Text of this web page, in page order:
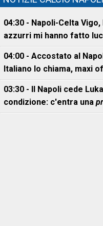
04:30 - Napoli-Celta
azzurri mi hanno fatto
04:00 - Accostato al
Italiano lo chiama, maxi
03:30 - Il Napoli cede
condizione: c'entra una